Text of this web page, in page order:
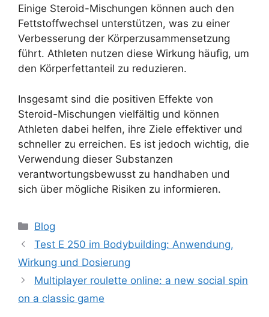
Einige Steroid-Mischungen können auch den
Fettstoffwechsel unterstützen, was zu einer
Verbesserung der Körperzusammensetzung
führt. Athleten nutzen diese Wirkung häufig, um
den Körperfettanteil zu reduzieren.
Insgesamt sind die positiven Effekte von
Steroid-Mischungen vielfältig und können
Athleten dabei helfen, ihre Ziele effektiver und
schneller zu erreichen. Es ist jedoch wichtig, die
Verwendung dieser Substanzen
verantwortungsbewusst zu handhaben und
sich über mögliche Risiken zu informieren.
Blog
Test E 250 im Bodybuilding: Anwendung,
Wirkung und Dosierung
Multiplayer roulette online: a new social spin
on a classic game